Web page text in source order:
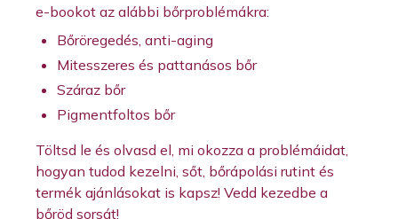
e-bookot az alábbi bőrproblémákra:
Bőröregedés, anti-aging
Mitesszeres és pattanásos bőr
Száraz bőr
Pigmentfoltos bőr
Töltsd le és olvasd el, mi okozza a problémáidat,
hogyan tudod kezelni, sőt, bőrápolási rutint és
termék ajánlásokat is kapsz! Vedd kezedbe a
bőröd sorsát!